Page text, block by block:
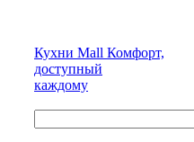
Кухни Mall Комфорт,
доступный
каждому